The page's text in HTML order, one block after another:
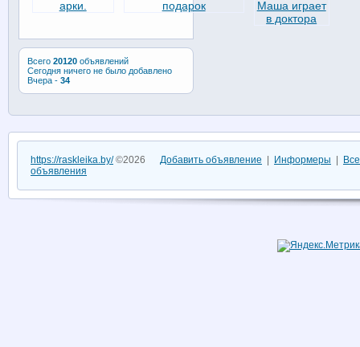
Всего 20120объявлений
Сегодня ничего не было добавлено
Вчера - 34
https://raskleika.by/©2026 Добавить объявление Информеры
объявления